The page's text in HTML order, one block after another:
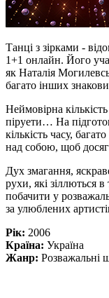
Танці з зірками -
1+1 онлайн. Його
як Наталія
багато інших
Неймовірна
піруети… На
кількість часу,
над собою, щоб
Дух змагання,
рухи, які зіллються
побачити у
за улюблених
Рік: 2006
Країна: Україна
Жанр: Розважальні